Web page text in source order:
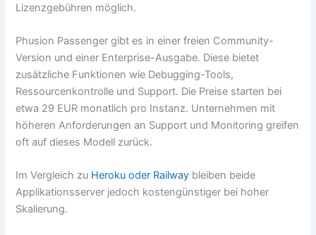
Lizenzgebühren möglich.
Phusion Passenger gibt es in einer freien Community-
Version und einer Enterprise-Ausgabe. Diese bietet
zusätzliche Funktionen wie Debugging-Tools,
Ressourcenkontrolle und Support. Die Preise starten bei
etwa 29 EUR monatlich pro Instanz. Unternehmen mit
höheren Anforderungen an Support und Monitoring greifen
oft auf dieses Modell zurück.
Im Vergleich zu Heroku oder Railway bleiben beide
Applikationsserver jedoch kostengünstiger bei hoher
Skalierung.